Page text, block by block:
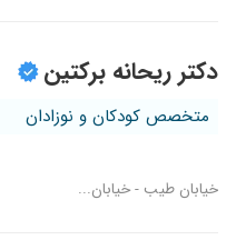
دکتر ریحانه برکتین
متخصص کودکان و نوزادان
خیابان طیب - خیابان...